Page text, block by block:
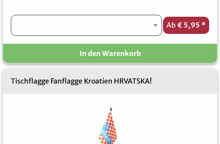
Ab € 5,95 *
In den Warenkorb
Tischflagge Fanflagge Kroatien HRVATSKA!